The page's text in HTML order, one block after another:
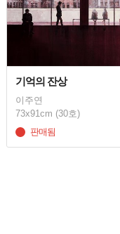
기억의 잔상
이주연
73x91cm (30호)
판매됨